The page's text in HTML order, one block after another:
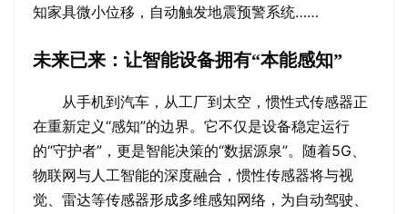
知家具微小位移，自动触发地震预警系统……
未来已来：让智能设备拥有“本能感知”
从手机到汽车，从工厂到太空，惯性式传感器正
在重新定义“感知”的边界。它不仅是设备稳定运行
的“守护者”，更是智能决策的“数据源泉”。随着5G、
物联网与人工智能的深度融合，惯性传感器将与视
觉、雷达等传感器形成多维感知网络，为自动驾驶、